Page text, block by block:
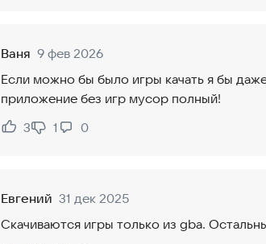
Ваня 9 фев 2026
Если можно бы было игры качать я бы
приложение без игр мусор полный!
Нравится:
3
Не нравится:
1 0
Евгений 31 дек 2025
Скачиваются игры только из gba.